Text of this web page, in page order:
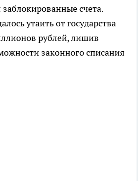
счета.
утаить от государства
рублей, лишив
законного списания